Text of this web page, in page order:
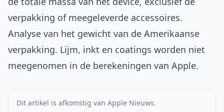
verpakking of meegeleverde accessoires.
Analyse van het gewicht van de Amerikaanse
verpakking. Lijm, inkt en coatings worden niet
meegenomen in de berekeningen van Apple.
Dit artikel is afkomstig van Apple Nieuws.